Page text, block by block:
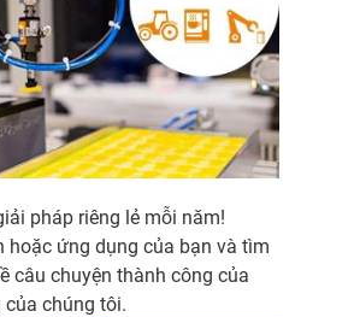
pháp riêng lẻ mỗi năm!
hoặc ứng dụng của bạn và tìm
câu chuyện thành công của
của chúng tôi.